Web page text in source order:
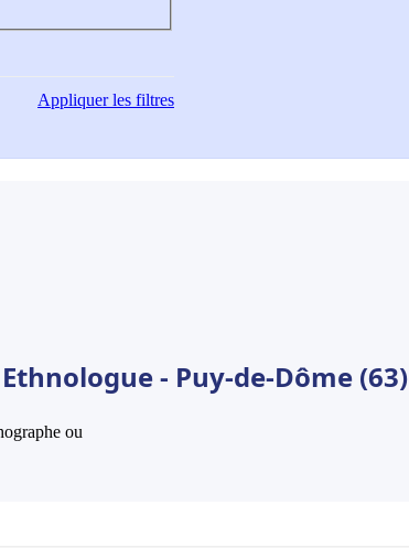
Appliquerles filtres
- Puy-de-Dôme (63)
ou